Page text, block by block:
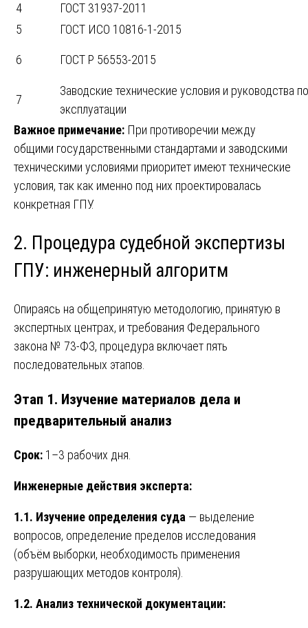
4
ГОСТ 31937-2011
5
ГОСТ ИСО 10816-1-2015
6 ГОСТ Р 56553-2015
7
Заводские технические условия и руководства по
эксплуатации
Важное примечание: При противоречии между
общими государственными стандартами и заводскими
техническими условиями приоритет имеют технические
условия, так как именно под них проектировалась
конкретная ГПУ.
2. Процедура судебной экспертизы
ГПУ: инженерный алгоритм
Опираясь на общепринятую методологию, принятую в
экспертных центрах, и требования Федерального
закона № 73-ФЗ, процедура включает пять
последовательных этапов.
Этап 1. Изучение материалов дела и
предварительный анализ
Срок: 1–3 рабочих дня.
Инженерные действия эксперта:
1.1. Изучение определения суда — выделение
вопросов, определение пределов исследования
(объём выборки, необходимость применения
разрушающих методов контроля).
1.2. Анализ технической документации: